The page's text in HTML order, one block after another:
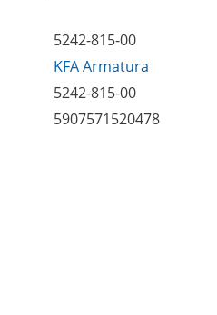
5242-815-00
KFA Armatura
5242-815-00
5907571520478